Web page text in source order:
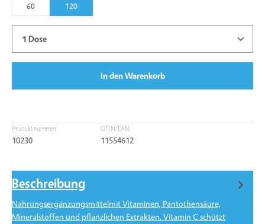
60 120
Produkt Anzahl: Gib den gewünschten Wert ein oder
In den Warenkorb
Produktnummer:
10230
GTIN/EAN:
11554612
Beschreibung
Nahrungsergänzungsmittelmit Vitaminen, Pantothensäure,
Mineralstoffen und pflanzlichen Extrakten. Vitamin C schützt